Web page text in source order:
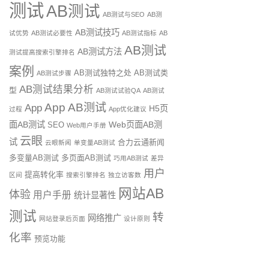
测试AB测试 AB测试与SEO AB测
试优势 AB测试必要性 AB测试技巧 AB测试指标 AB
测试提高搜索引擎排名 AB测试方法 AB测试
案例
AB测试步骤 AB测试独特之处 AB测试类
型 AB测试结果分析 AB测试试验QA AB测试
过程 App App AB测试 App优化建议 H5页
面AB测试 SEO Web用户手册 Web页面AB测
试 云眼 云眼新闻 单变量AB测试 合力云通新闻
多变量AB测试 多页面AB测试 巧用AB测试 差异
区间 提高转化率 搜索引擎排名 独立访客数 用户
体验 用户手册 统计显著性 网站AB
测试 网站登录后页面 网络推广 设计原则
转
化率 预览功能